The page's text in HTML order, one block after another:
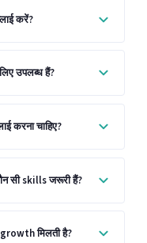
करें?
उपलब्ध हैं?
करना चाहिए?
सी skills जरूरी हैं?
मिलती है?